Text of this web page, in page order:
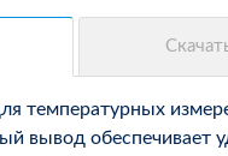
температурных
вывод